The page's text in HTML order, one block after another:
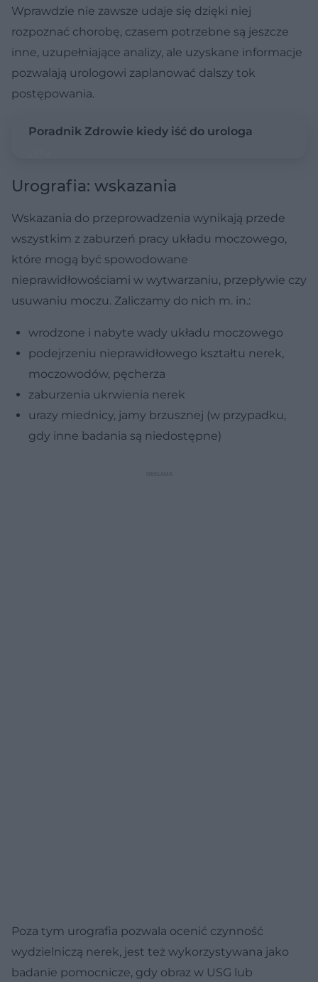
Wprawdzie nie zawsze udaje się dzięki niej
rozpoznać chorobę, czasem potrzebne są jeszcze
inne, uzupełniające analizy, ale uzyskane informacje
pozwalają urologowi zaplanować dalszy tok
postępowania.
Poradnik Zdrowie kiedy iść do urologa
Urografia: wskazania
Wskazania do przeprowadzenia wynikają przede
wszystkim z zaburzeń pracy układu moczowego,
które mogą być spowodowane
nieprawidłowościami w wytwarzaniu, przepływie czy
usuwaniu moczu. Zaliczamy do nich m. in.:
wrodzone i nabyte wady układu moczowego
podejrzeniu nieprawidłowego kształtu nerek,
moczowodów, pęcherza
zaburzenia ukrwienia nerek
urazy miednicy, jamy brzusznej (w przypadku,
gdy inne badania są niedostępne)
Poza tym urografia pozwala ocenić czynność
wydzielniczą nerek, jest też wykorzystywana jako
badanie pomocnicze, gdy obraz w USG lub